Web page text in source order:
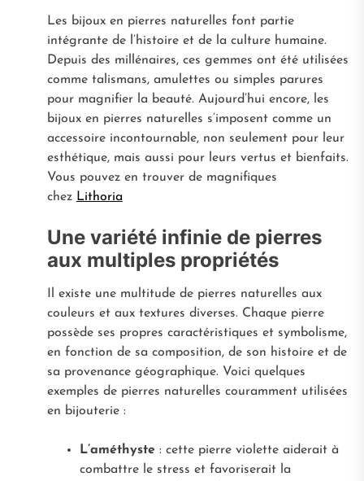
Les bijoux en pierres naturelles font partie
intégrante de l’histoire et de la culture humaine.
Depuis des millénaires, ces gemmes ont été utilisées
comme talismans, amulettes ou simples parures
pour magnifier la beauté. Aujourd’hui encore, les
bijoux en pierres naturelles s’imposent comme un
accessoire incontournable, non seulement pour leur
esthétique, mais aussi pour leurs vertus et bienfaits.
Vous pouvez en trouver de magnifiques
chez Lithoria
Une variété infinie de pierres
aux multiples propriétés
Il existe une multitude de pierres naturelles aux
couleurs et aux textures diverses. Chaque pierre
possède ses propres caractéristiques et symbolisme,
en fonction de sa composition, de son histoire et de
sa provenance géographique. Voici quelques
exemples de pierres naturelles couramment utilisées
en bijouterie :
L’améthyste: cette pierre violette aiderait à
combattre le stress et favoriserait la